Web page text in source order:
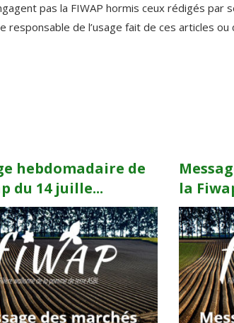
pas la FIWAP hormis ceux rédigés par
de l’usage fait de ces articles ou
hebdomadaire de
du 14 juille...
la